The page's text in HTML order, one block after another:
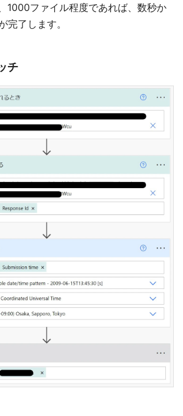
1000ファイル程度であれば、数秒か
完了します。
チ